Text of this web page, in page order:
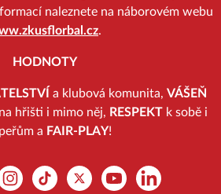
naleznete na náborovém webu
.
HODNOTY
a klubová komunita, VÁŠEŇ
na hřišti i mimo něj, RESPEKT k sobě i
a FAIR-PLAY!
TikTok Platform X
YouTubeLinkedIn